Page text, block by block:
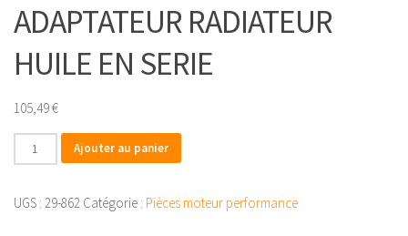
ADAPTATEUR RADIATEUR
HUILE EN SERIE
105,49€
quantité
de
RADIATEUR
Ajouter au panier
UGS : 29-862 Catégorie : Pièces moteur performance